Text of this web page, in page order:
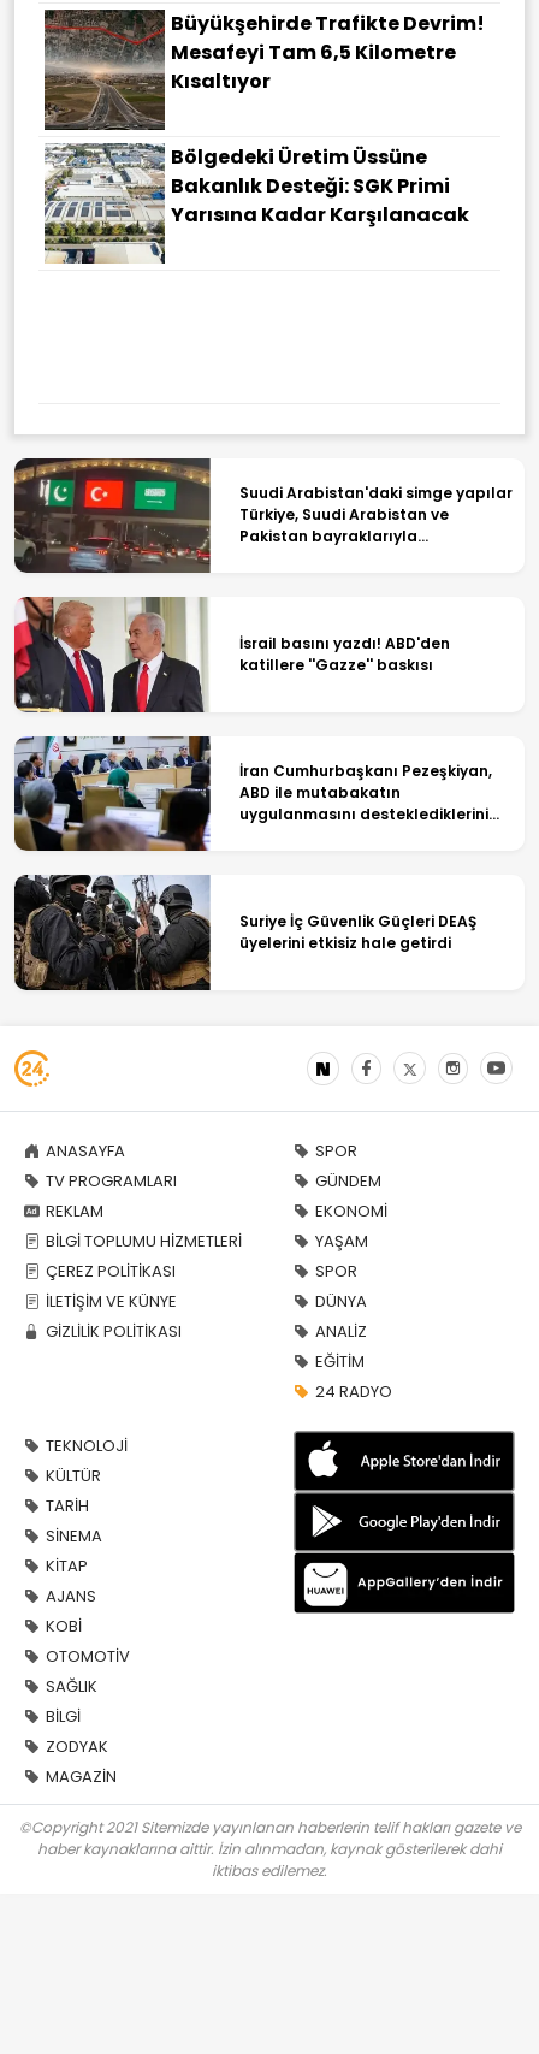
Büyükşehirde Trafikte Devrim!
Mesafeyi Tam 6,5 Kilometre
Kısaltıyor
Bölgedeki Üretim Üssüne
Bakanlık Desteği: SGK Primi
Yarısına Kadar Karşılanacak
Suudi Arabistan'daki simge yapılar
Türkiye, Suudi Arabistan ve
Pakistan bayraklarıyla
İsrail basını yazdı! ABD'den
katillere ''Gazze'' baskısı
İran Cumhurbaşkanı Pezeşkiyan,
ABD ile mutabakatın
uygulanmasını desteklediklerini
Suriye İç Güvenlik Güçleri DEAŞ
üyelerini etkisiz hale getirdi
ANASAYFA
TV PROGRAMLARI
REKLAM
BİLGİ TOPLUMU HİZMETLERİ
ÇEREZ POLİTİKASI
İLETİŞİM VE KÜNYE
GİZLİLİK POLİTİKASI
SPOR
GÜNDEM
EKONOMİ
YAŞAM
SPOR
DÜNYA
ANALİZ
EĞİTİM
24 RADYO
TEKNOLOJİ
KÜLTÜR
TARİH
SİNEMA
KİTAP
AJANS
KOBİ
OTOMOTİV
SAĞLIK
BİLGİ
ZODYAK
MAGAZİN
©Copyright 2021 Sitemizde yayınlanan haberlerin telif hakları gazete ve
haber kaynaklarına aittir. İzin alınmadan, kaynak gösterilerek dahi
iktibas edilemez.